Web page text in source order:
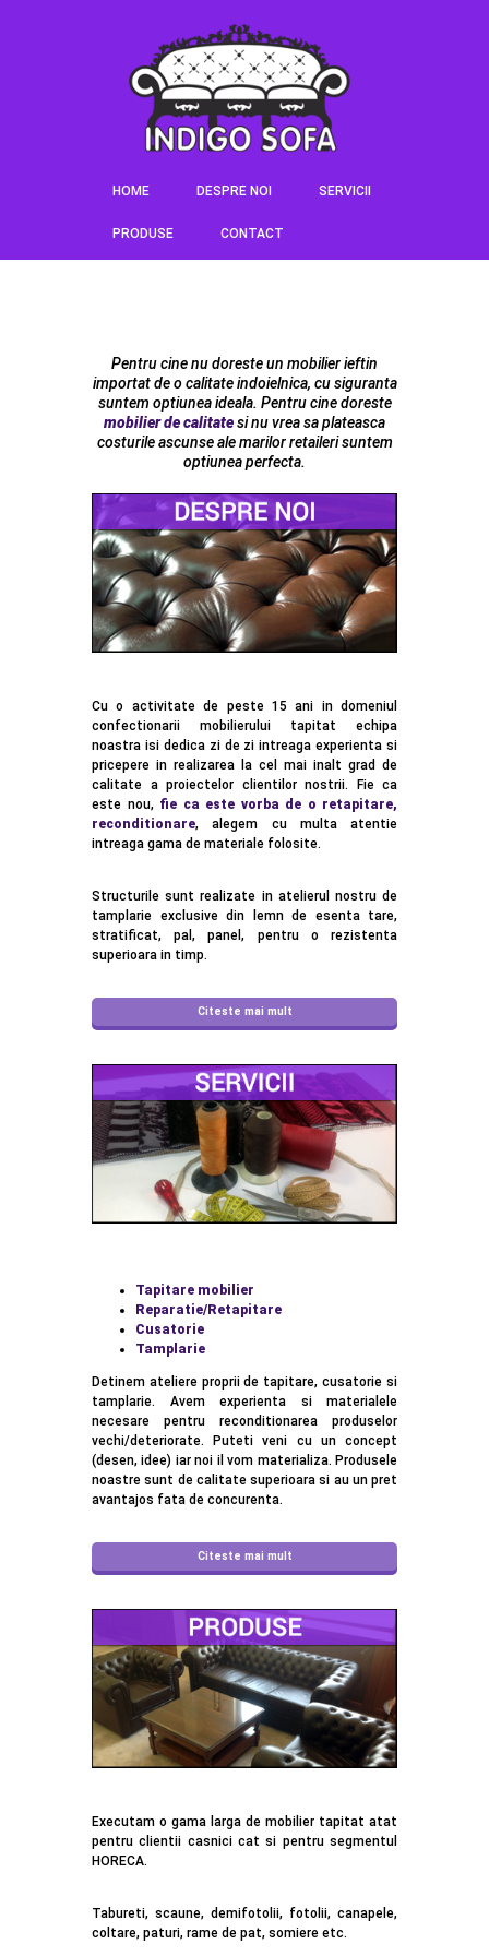
HOME DESPRE NOI SERVICII
PRODUSE CONTACT
Pentru cine nu doreste un mobilier ieftin
importat de o calitate indoielnica, cu siguranta
suntem optiunea ideala. Pentru cine doreste
mobilier de calitatesi nu vrea sa plateasca
costurile ascunse ale marilor retaileri suntem
optiunea perfecta.
Cu o activitate de peste 15 ani in domeniul
confectionarii mobilierului tapitat echipa
noastra isi dedica zi de zi intreaga experienta si
pricepere in realizarea la cel mai inalt grad de
calitate a proiectelor clientilor nostrii. Fie ca
este nou, fie ca este vorba de o retapitare,
reconditionare, alegem cu multa atentie
intreaga gama de materiale folosite.
Structurile sunt realizate in atelierul nostru de
tamplarie exclusive din lemn de esenta tare,
stratificat, pal, panel, pentru o rezistenta
superioara in timp.
Citeste mai mult
Tapitare mobilier
Reparatie/Retapitare
Cusatorie
Tamplarie
Detinem ateliere proprii de tapitare, cusatorie si
tamplarie. Avem experienta si materialele
necesare pentru reconditionarea produselor
vechi/deteriorate. Puteti veni cu un concept
(desen, idee) iar noi il vom materializa. Produsele
noastre sunt de calitate superioara si au un pret
avantajos fata de concurenta.
Citeste mai mult
Executam o gama larga de mobilier tapitat atat
pentru clientii casnici cat si pentru segmentul
HORECA.
Tabureti, scaune, demifotolii, fotolii, canapele,
coltare, paturi, rame de pat, somiere etc.